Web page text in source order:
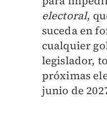
electoral,
suceda en
cualquier
legislador,
próximas
junio de